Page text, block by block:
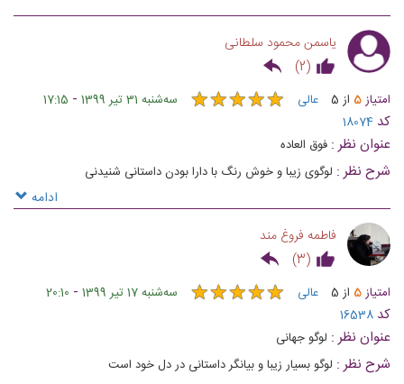
یاسمن محمود سلطانی
(
2
)
امتیاز5 از 5 عالی ★★★★★
★★★★★ ﺳﻪشنبه 31 تیر 1399 -
17:15
کد 18074
عنوان نظر : فوق العاده
شرح نظر : لوگوی زیبا و خوش رنگ با دارا بودن داستانی‌ شنیدنی
ادامه
فاطمه فروغ مند
(
3
)
امتیاز5 از 5 عالی ★★★★★
★★★★★ ﺳﻪشنبه 17 تیر 1399 -
20:10
کد 16538
عنوان نظر : لوگو جهانی
شرح نظر : لوگو بسیار زیبا و بیانگر داستانی در دل خود است